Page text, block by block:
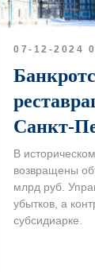
07-12-2024
Санкт-
В
возвращены
млрд руб.
убытков, а
субсидиарке.